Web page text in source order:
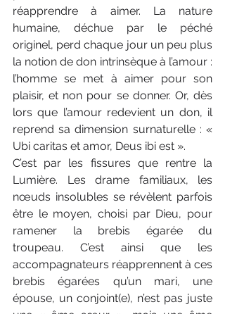
réapprendre à aimer. La nature
humaine, déchue par le péché
originel, perd chaque jour un peu plus
la notion de don intrinsèque à l’amour :
l’homme se met à aimer pour son
plaisir, et non pour se donner. Or, dès
lors que l’amour redevient un don, il
reprend sa dimension surnaturelle : «
Ubi caritas et amor, Deus ibi est ».
C’est par les fissures que rentre la
Lumière. Les drame familiaux, les
nœuds insolubles se révèlent parfois
être le moyen, choisi par Dieu, pour
ramener la brebis égarée du
troupeau. C’est ainsi que les
accompagnateurs réapprennent à ces
brebis égarées qu’un mari, une
épouse, un conjoint(e), n’est pas juste